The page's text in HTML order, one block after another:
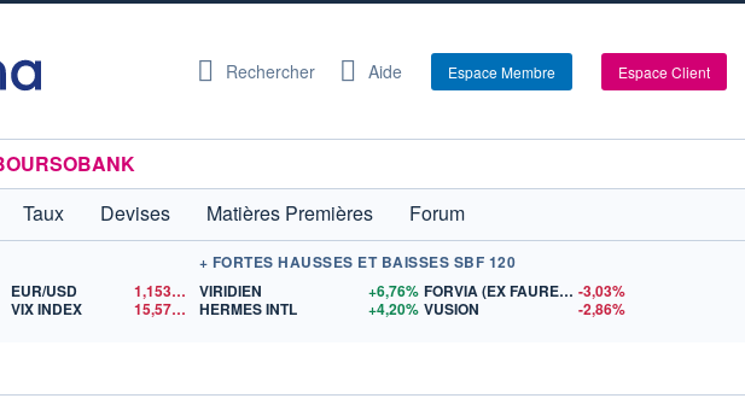
Rechercher Aide Espace Membre Espace Client
Taux Devises Matières Premières
Forum
$US
EUR/USD 1,1536$US
VIX INDEX
15,57
$US
+ FORTES HAUSSES ET BAISSES SBF 120
VIRIDIEN
+6,76%
HERMES INTL
+4,20%
FORVIA (EX FAURECIA) -3,03%
VUSION
-2,86%